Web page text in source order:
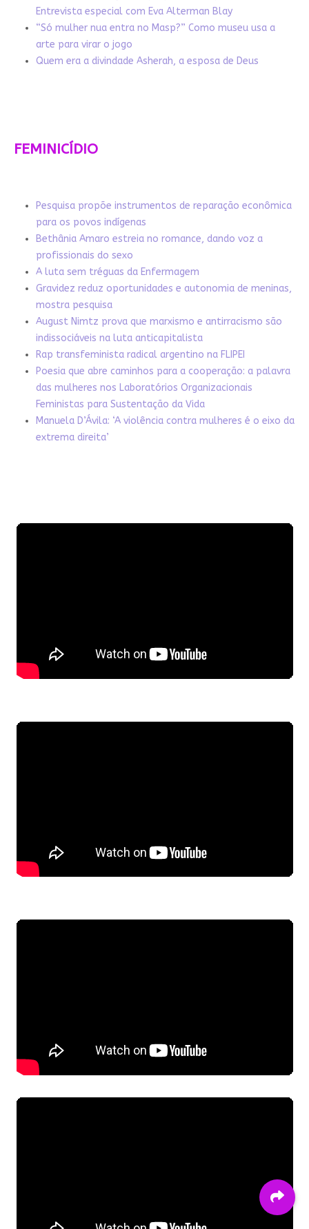
Entrevista especial com Eva Alterman Blay
“Só mulher nua entra no Masp?” Como museu usa a
arte para virar o jogo
Quem era a divindade Asherah, a esposa de Deus
FEMINICÍDIO
Pesquisa propõe instrumentos de reparação econômica
para os povos indígenas
Bethânia Amaro estreia no romance, dando voz a
profissionais do sexo
A luta sem tréguas da Enfermagem
Gravidez reduz oportunidades e autonomia de meninas,
mostra pesquisa
August Nimtz prova que marxismo e antirracismo são
indissociáveis na luta anticapitalista
Rap transfeminista radical argentino na FLIPEI
Poesia que abre caminhos para a cooperação: a palavra
das mulheres nos Laboratórios Organizacionais
Feministas para Sustentação da Vida
Manuela D’Ávila: ‘A violência contra mulheres é o eixo da
extrema direita’